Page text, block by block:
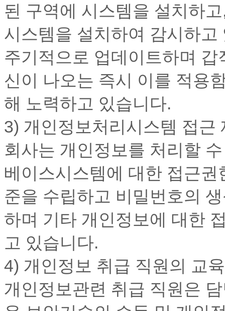
된 구역에 시스템을 설치하
시스템을 설치하여 감시하
주기적으로 업데이트하며
신이 나오는 즉시 이를 적용
해 노력하고 있습니다.
3) 개인정보처리시스템 접근
회사는 개인정보를 처리할
베이스시스템에 대한 접근
준을 수립하고 비밀번호의
하며 기타 개인정보에 대한
고 있습니다.
4) 개인정보 취급 직원의 교육
개인정보관련 취급 직원은